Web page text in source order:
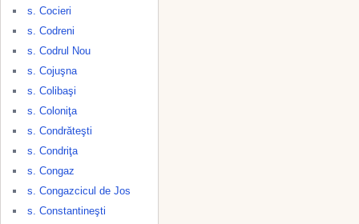
s. Cocieri
s. Codreni
s. Codrul Nou
s. Cojuşna
s. Colibaşi
s. Coloniţa
s. Condrăteşti
s. Condriţa
s. Congaz
s. Congazcicul de Jos
s. Constantineşti